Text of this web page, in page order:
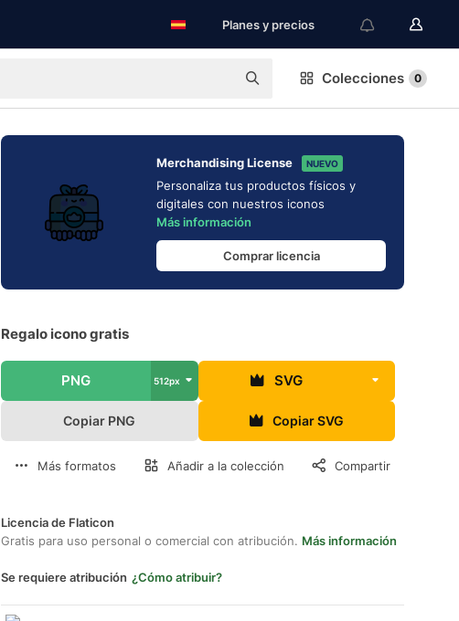
Planes y precios
Colecciones 0
Merchandising License NUEVO
Personaliza tus productos físicos y
digitales con nuestros iconos
Más información
Comprar licencia
Regalo icono gratis
PNG 512px SVG
Copiar PNG Copiar SVG
Más formatos Añadir a la colección Compartir
Licencia de Flaticon
Gratis para uso personal o comercial con atribución. Más información
Se requiere atribución ¿Cómo atribuir?